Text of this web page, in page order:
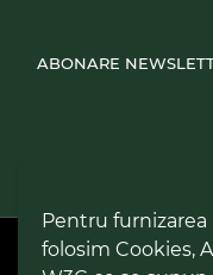
Pentru
folosim Cookies,
ABONARE
PPW @2026 |Hartă
Politică de utilizare